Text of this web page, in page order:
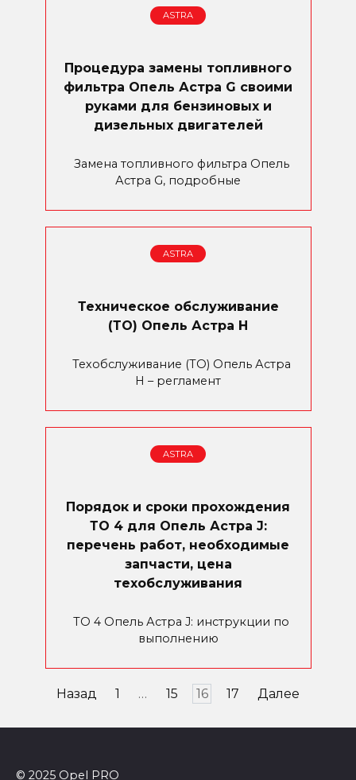
ASTRA
Процедура замены топливного
фильтра Опель Астра G своими
руками для бензиновых и
дизельных двигателей
Замена топливного фильтра Опель
Астра G, подробные
ASTRA
Техническое обслуживание
(ТО) Опель Астра H
Техобслуживание (ТО) Опель Астра
H – регламент
ASTRA
Порядок и сроки прохождения
ТО 4 для Опель Астра J:
перечень работ, необходимые
запчасти, цена
техобслуживания
ТО 4 Опель Астра J: инструкции по
выполнению
Пагинация
Назад 1 … 15 16 17 Далее
© 2025 Opel PRO